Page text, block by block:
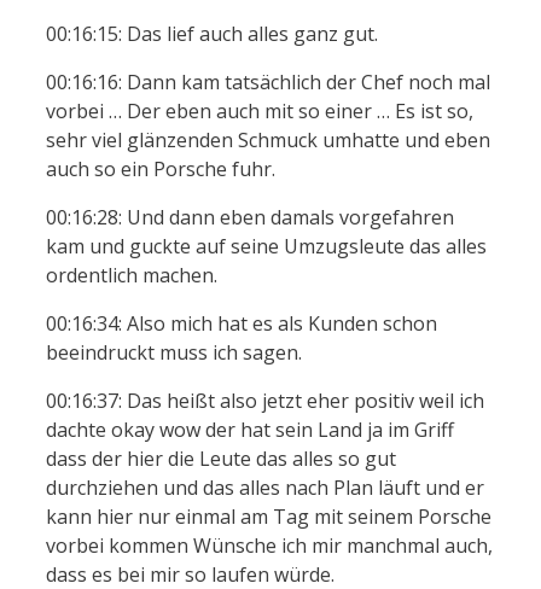
00:16:15: Das lief auch alles ganz gut.
00:16:16: Dann kam tatsächlich der Chef noch mal
vorbei … Der eben auch mit so einer … Es ist so,
sehr viel glänzenden Schmuck umhatte und eben
auch so ein Porsche fuhr.
00:16:28: Und dann eben damals vorgefahren
kam und guckte auf seine Umzugsleute das alles
ordentlich machen.
00:16:34: Also mich hat es als Kunden schon
beeindruckt muss ich sagen.
00:16:37: Das heißt also jetzt eher positiv weil ich
dachte okay wow der hat sein Land ja im Griff
dass der hier die Leute das alles so gut
durchziehen und das alles nach Plan läuft und er
kann hier nur einmal am Tag mit seinem Porsche
vorbei kommen Wünsche ich mir manchmal auch,
dass es bei mir so laufen würde.